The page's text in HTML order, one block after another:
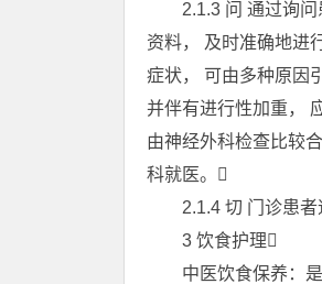
2.1.3 问 通过询问
资料， 及时准确地进
症状， 可由多种原因
并伴有进行性加重，
由神经外科检查比较
科就医。
2.1.4 切 门诊患者
3 饮食护理
中医饮食保养：是